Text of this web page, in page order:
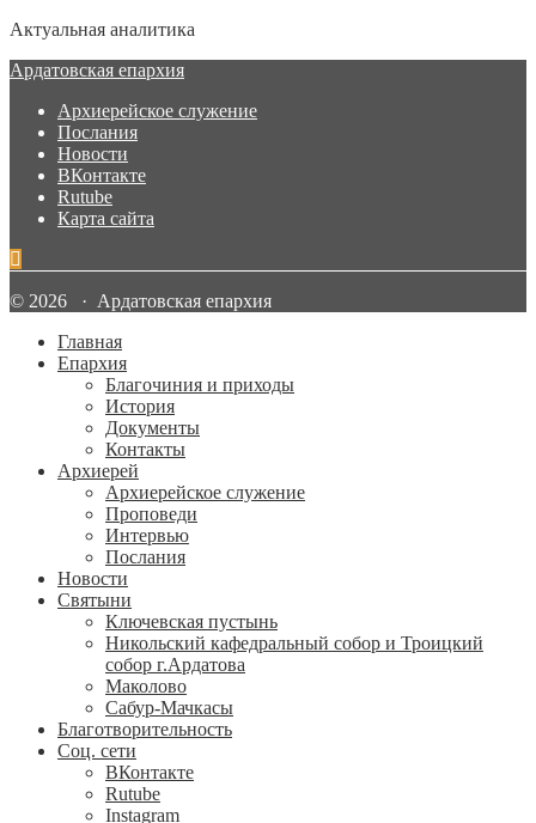
Актуальная аналитика
Ардатовская епархия
Архиерейское служение
Послания
Новости
ВКонтакте
Rutube
Карта сайта
© 2026 · Ардатовская епархия
Главная
Епархия
Благочиния и приходы
История
Документы
Контакты
Архиерей
Архиерейское служение
Проповеди
Интервью
Послания
Новости
Святыни
Ключевская пустынь
Никольский кафедральный собор и Троицкий
собор г.Ардатова
Маколово
Сабур-Мачкасы
Благотворительность
Соц. сети
ВКонтакте
Rutube
Instagram